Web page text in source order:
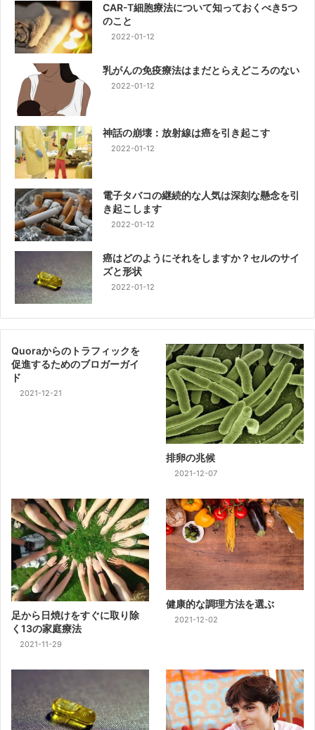
CAR-T細胞療法について知っておくべき5つ
のこと
2022-01-12
乳がんの免疫療法はまだとらえどころのない
2022-01-12
神話の崩壊：放射線は癌を引き起こす
2022-01-12
電子タバコの継続的な人気は深刻な懸念を引
き起こします
2022-01-12
癌はどのようにそれをしますか？セルのサイ
ズと形状
2022-01-12
Quoraからのトラフィックを
促進するためのブロガーガイ
ド
2021-12-21
排卵の兆候
2021-12-07
足から日焼けをすぐに取り除
く13の家庭療法
2021-11-29
健康的な調理方法を選ぶ
2021-12-02